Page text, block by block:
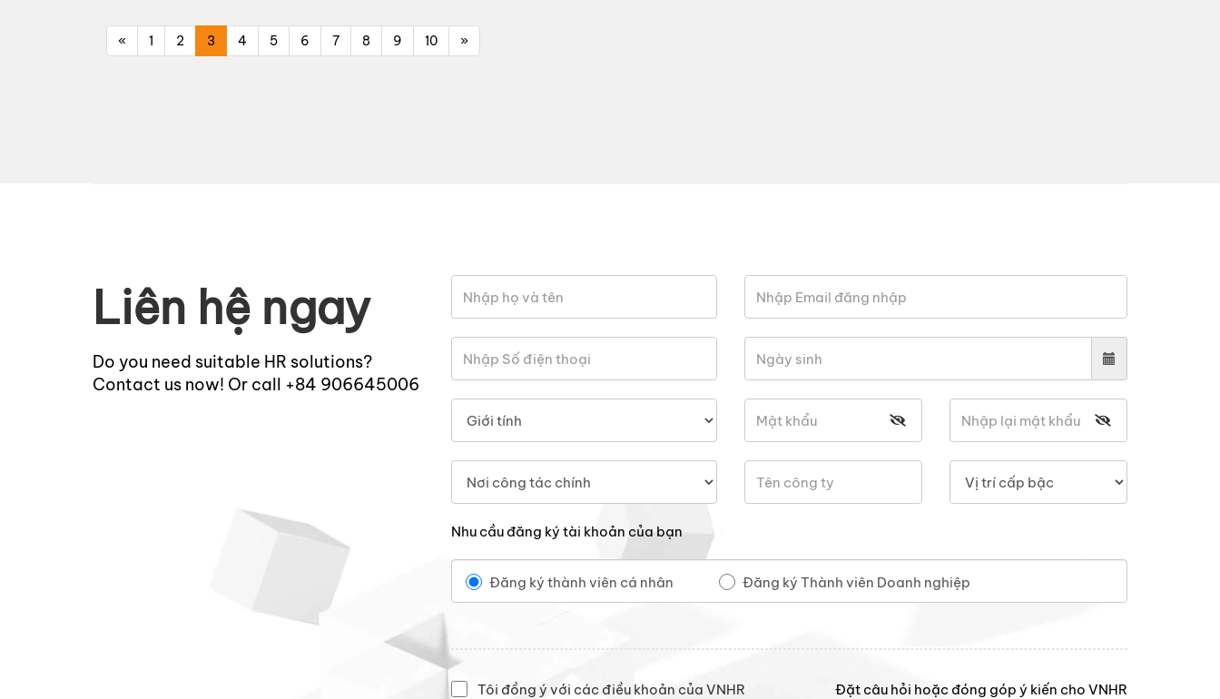
« 1 2 3 4 5 6 7 8 9 10 »
Liên hệ ngay
Do you need suitable HR solutions?
Contact us now! Or call +84 906645006
Nhu cầu đăng ký tài khoản của bạn
Đăng ký thành viên cá nhân Đăng ký Thành viên Doanh nghiệp
Tôi đồng ý với các điều khoản của VNHR Đặt câu hỏi hoặc đóng góp ý kiến cho VNHR